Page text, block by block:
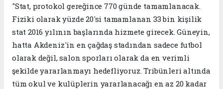
"Stat, protokol gereğince 770 günde tamamlanacak.
Fiziki olarak yüzde 20'si tamamlanan 33 bin kişilik
stat 2016 yılının başlarında hizmete girecek. Güneyin,
hatta Akdeniz'in en çağdaş stadından sadece futbol
olarak değil, salon sporları olarak da en verimli
şekilde yararlanmayı hedefliyoruz. Tribünleri altında
tüm okul ve kulüplerin yararlanacağı en az 20 kadar